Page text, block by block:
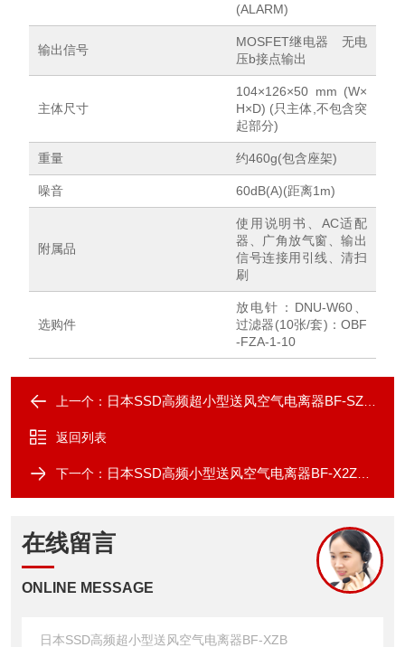
(ALARM)
输出信号
MOSFET继电器 无电
压b接点输出
主体尺寸
104×126×50 mm (W×
H×D) (只主体,不包含突
起部分)
重量 约460g(包含座架)
噪音 60dB(A)(距离1m)
附属品
使用说明书、AC适配
器、广角放气窗、输出
信号连接用引线、清扫
刷
选购件
放电针：DNU-W60、
过滤器(10张/套)：OBF
-FZA-1-10
上一个： 日本SSD高频超小型送风空气电离器BF-SZAⅡ
返回列表
下一个： 日本SSD高频小型送风空气电离器BF-X2ZB-V2
在线留言
ONLINE MESSAGE